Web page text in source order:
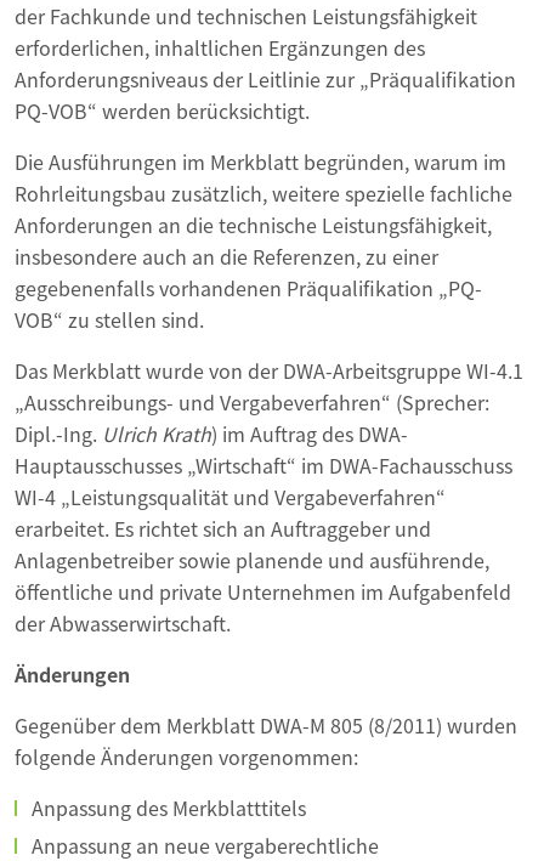
der Fachkunde und technischen Leistungsfähigkeit
erforderlichen, inhaltlichen Ergänzungen des
Anforderungsniveaus der Leitlinie zur „Präqualifikation
PQ-VOB“ werden berücksichtigt.
Die Ausführungen im Merkblatt begründen, warum im
Rohrleitungsbau zusätzlich, weitere spezielle fachliche
Anforderungen an die technische Leistungsfähigkeit,
insbesondere auch an die Referenzen, zu einer
gegebenenfalls vorhandenen Präqualifikation „PQ-
VOB“ zu stellen sind.
Das Merkblatt wurde von der DWA-Arbeitsgruppe WI-4.1
„Ausschreibungs- und Vergabeverfahren“ (Sprecher:
Dipl.-Ing. Ulrich Krath) im Auftrag des DWA-
Hauptausschusses „Wirtschaft“ im DWA-Fachausschuss
WI-4 „Leistungsqualität und Vergabeverfahren“
erarbeitet. Es richtet sich an Auftraggeber und
Anlagenbetreiber sowie planende und ausführende,
öffentliche und private Unternehmen im Aufgabenfeld
der Abwasserwirtschaft.
Änderungen
Gegenüber dem Merkblatt DWA-M 805 (8/2011) wurden
folgende Änderungen vorgenommen:
Anpassung des Merkblatttitels
Anpassung an neue vergaberechtliche